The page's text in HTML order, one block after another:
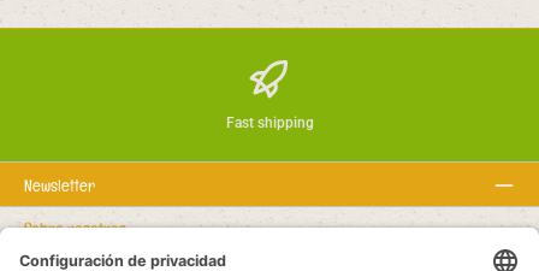
Fast shipping
Newsletter
Sobre nosotros